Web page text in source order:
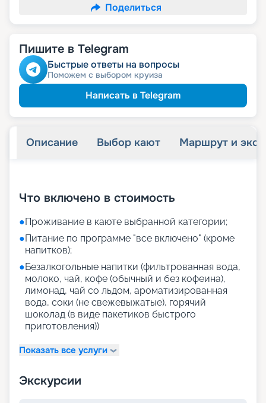
Поделиться
Пишите в Telegram
Быстрые ответы на вопросы
Поможем с выбором круиза
Написать в Telegram
Описание Выбор кают Маршрут и
Что включено в стоимость
●Проживание в каюте выбранной категории;
●Питание по программе "все включено" (кроме
напитков);
●Безалкогольные напитки (фильтрованная вода,
молоко, чай, кофе (обычный и без кофеина),
лимонад, чай со льдом, ароматизированная
вода, соки (не свежевыжатые), горячий
шоколад (в виде пакетиков быстрого
приготовления))
Показать все услуги
Экскурсии